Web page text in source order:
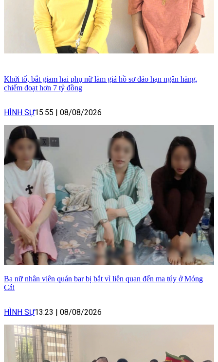
Khởi tố, bắt giam hai phụ nữ làm giả hồ sơ đáo hạn ngân hàng,
chiếm đoạt hơn 7 tỷ đồng
HÌNH SỰ15:55 08/08/2026
Ba nữ nhân viên quán bar bị bắt vì liên quan đến ma túy ở Móng
Cái
HÌNH SỰ13:23 08/08/2026